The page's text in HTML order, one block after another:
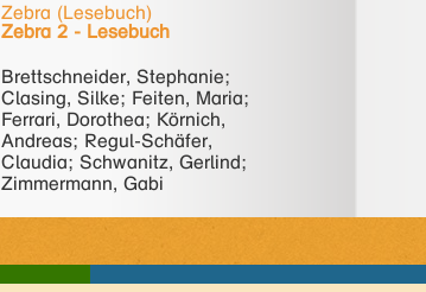
Zebra (Lesebuch)
Zebra 2 - Lesebuch
Brettschneider, Stephanie;
Clasing, Silke; Feiten, Maria;
Ferrari, Dorothea; Körnich,
Andreas; Regul-Schäfer,
Claudia; Schwanitz, Gerlind;
Zimmermann, Gabi